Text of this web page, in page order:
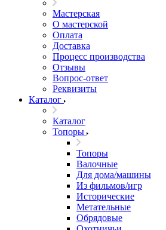
Мастерская
О мастерской
Оплата
Доставка
Процесс производства
Отзывы
Вопрос-ответ
Реквизиты
Каталог
Каталог
Топоры
Топоры
Валочные
Для дома/машины
Из фильмов/игр
Исторические
Метательные
Обрядовые